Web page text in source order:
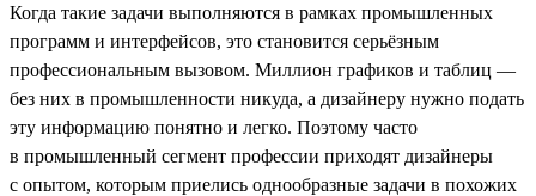
Когда такие задачи выполняются в рамках промышленных
программ и интерфейсов, это становится серьёзным
профессиональным вызовом. Миллион графиков и таблиц —
без них в промышленности никуда, а дизайнеру нужно подать
эту информацию понятно и легко. Поэтому часто
в промышленный сегмент профессии приходят дизайнеры
с опытом, которым приелись однообразные задачи в похожих